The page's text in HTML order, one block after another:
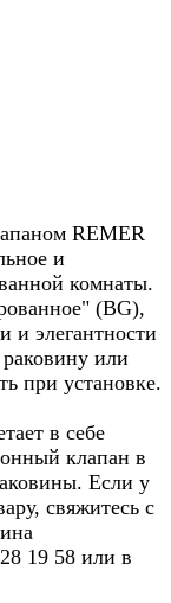
REMER
и
комнаты.
(BG),
и элегантности
или
при установке.
в себе
клапан в
Если у
свяжитесь с
19 58 или в